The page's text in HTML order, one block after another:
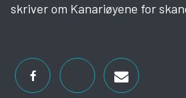
skriver om Kanariøyene for